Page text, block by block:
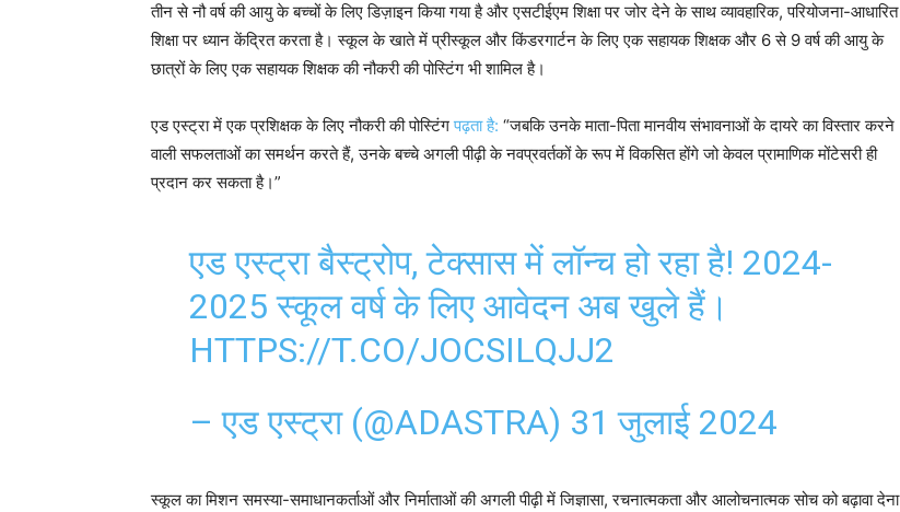
तीन से नौ वर्ष की आयु के बच्चों के लिए डिज़ाइन किया गया है और एसटीईएम शिक्षा पर जोर देने के साथ व्यावहारिक, परियोजना-आधारित
शिक्षा पर ध्यान केंद्रित करता है। स्कूल के खाते में प्रीस्कूल और किंडरगार्टन के लिए एक सहायक शिक्षक और 6 से 9 वर्ष की आयु के
छात्रों के लिए एक सहायक शिक्षक की नौकरी की पोस्टिंग भी शामिल है।
एड एस्ट्रा में एक प्रशिक्षक के लिए नौकरी की पोस्टिंगपढ़ता है: “जबकि उनके माता-पिता मानवीय संभावनाओं के दायरे का विस्तार करने
वाली सफलताओं का समर्थन करते हैं, उनके बच्चे अगली पीढ़ी के नवप्रवर्तकों के रूप में विकसित होंगे जो केवल प्रामाणिक मोंटेसरी ही
प्रदान कर सकता है।”
एड एस्ट्रा बैस्ट्रोप, टेक्सास में लॉन्च हो रहा है! 2024-
2025 स्कूल वर्ष के लिए आवेदन अब खुले हैं।
HTTPS://T.CO/JOCSILQJJ2
– एड एस्ट्रा (@ADASTRA) 31 जुलाई 2024
स्कूल का मिशन समस्या-समाधानकर्ताओं और निर्माताओं की अगली पीढ़ी में जिज्ञासा, रचनात्मकता और आलोचनात्मक सोच को बढ़ावा देना